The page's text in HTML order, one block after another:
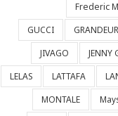
Frederic
GUCCI
JENNY
JIVAGO
LATTAFA
LELAS
MONTALE